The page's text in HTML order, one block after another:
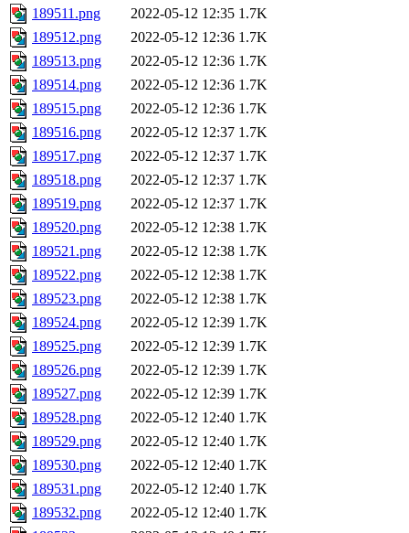
189511.png
2022-05-12 12:35 1.7K
189512.png
2022-05-12 12:36 1.7K
189513.png
2022-05-12 12:36 1.7K
189514.png
2022-05-12 12:36 1.7K
189515.png
2022-05-12 12:36 1.7K
189516.png
2022-05-12 12:37 1.7K
189517.png
2022-05-12 12:37 1.7K
189518.png
2022-05-12 12:37 1.7K
189519.png
2022-05-12 12:37 1.7K
189520.png
2022-05-12 12:38 1.7K
189521.png
2022-05-12 12:38 1.7K
189522.png
2022-05-12 12:38 1.7K
189523.png
2022-05-12 12:38 1.7K
189524.png
2022-05-12 12:39 1.7K
189525.png
2022-05-12 12:39 1.7K
189526.png
2022-05-12 12:39 1.7K
189527.png
2022-05-12 12:39 1.7K
189528.png
2022-05-12 12:40 1.7K
189529.png
2022-05-12 12:40 1.7K
189530.png
2022-05-12 12:40 1.7K
189531.png
2022-05-12 12:40 1.7K
189532.png
2022-05-12 12:40 1.7K